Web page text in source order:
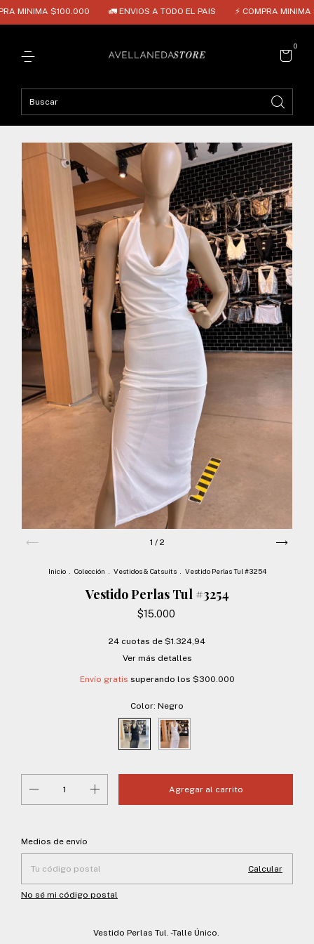
$100.000 🚛 ENVIOS A TODO EL PAIS ⚡ COMPRA MINIMA $100.000
0
1 / 2
Inicio . Colección . Vestidos & Catsuits . Vestido Perlas Tul #3254
Vestido Perlas Tul #3254
$15.000
24 cuotas de $1.324,94
Ver más detalles
Envío gratis superando los $300.000
Color: Negro
Entregas para el CP:
Medios de envío
Calcular
No sé mi código postal
Vestido Perlas Tul. -Talle Único.